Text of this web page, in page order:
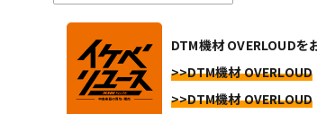
DTM機材 OVERLOUDを
>>DTM機材 OVERLOUD
>>DTM機材 OVERLOUD